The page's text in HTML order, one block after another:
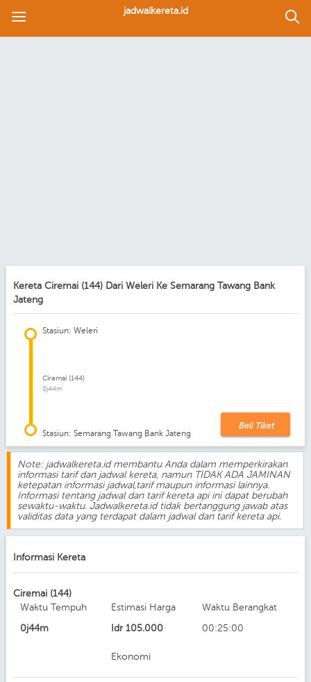
jadwalkereta.id
Kereta Ciremai (144) Dari Weleri Ke Semarang Tawang Bank
Jateng
Stasiun: Weleri
Ciremai (144)
0j44m
Stasiun: Semarang Tawang Bank Jateng
Beli Tiket
Note: jadwalkereta.id membantu Anda dalam memperkirakan
informasi tarif dan jadwal kereta, namun TIDAK ADA JAMINAN
ketepatan informasi jadwal,tarif maupun informasi lainnya.
Informasi tentang jadwal dan tarif kereta api ini dapat berubah
sewaktu-waktu. Jadwalkereta.id tidak bertanggung jawab atas
validitas data yang terdapat dalam jadwal dan tarif kereta api.
Informasi Kereta
Ciremai (144)
Waktu Tempuh
0j44m
Estimasi Harga
Idr 105.000
Ekonomi
Waktu Berangkat
00:25:00